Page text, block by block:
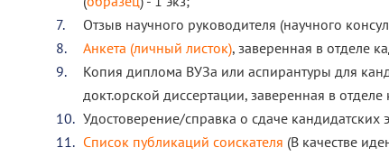
Отзыв научного руководителя (научного
Анкета (личный листок), заверенная в отделе
Копия диплома ВУЗа или аспирантуры для
докт.орской диссертации, заверенная в отделе
Удостоверение/справка о сдаче
Список публикаций соискателя (В качестве